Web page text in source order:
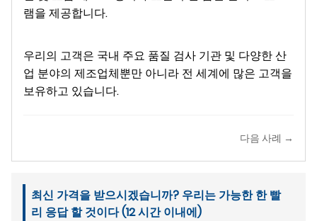
램을 제공합니다.
우리의 고객은 국내 주요 품질 검사 기관 및 다양한 산
업 분야의 제조업체뿐만 아니라 전 세계에 많은 고객을
보유하고 있습니다.
다음 사례 →
최신 가격을 받으시겠습니까? 우리는 가능한 한 빨
리 응답 할 것이다 (12 시간 이내에)